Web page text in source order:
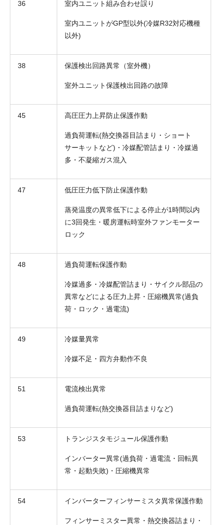
36 室内ユニット組み合わせ誤り
室内ユニットがGP型以外(冷媒R32対応機種
以外)
38 保護検出回路異常（室外機）
室外ユニット保護検出回路の故障
45 高圧圧力上昇防止保護作動
過負荷運転(熱交換器目詰まり・ショート
サーキットなど)・冷媒配管詰まり・冷媒過
多・不凝縮ガス混入
47 低圧圧力低下防止保護作動
蒸発温度の異常低下による停止が1時間以内
に3回発生・暖房運転時室外ファンモーター
ロック
48 過負荷運転保護作動
冷媒過多・冷媒配管詰まり・サイクル部品の
異常などによる圧力上昇・圧縮機異常(過負
荷・ロック・過電流)
49 冷媒量異常
冷媒不足・四方弁動作不良
51 電流検出異常
過負荷運転(熱交換器目詰まりなど)
53 トランジスタモジュール保護作動
インバーター異常(過負荷・過電流・回転異
常・起動失敗)・圧縮機異常
54 インバーターフィンサーミスタ異常保護作動
フィンサーミスター異常・熱交換器詰まり・
(ご選択ください)